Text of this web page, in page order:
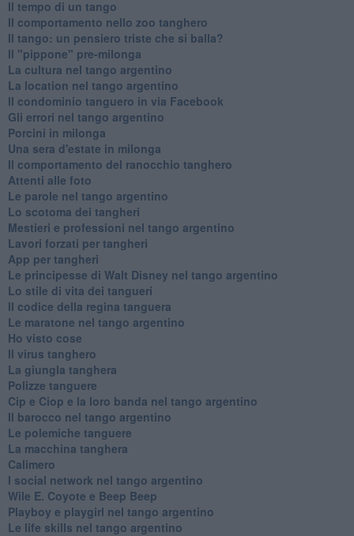
Il tempo di un tango
Il comportamento nello zoo tanghero
Il tango: un pensiero triste che si balla?
Il "pippone" pre-milonga
La cultura nel tango argentino
La location nel tango argentino
Il condominio tanguero in via Facebook
Gli errori nel tango argentino
Porcini in milonga
Una sera d'estate in milonga
Il comportamento del ranocchio tanghero
Attenti alle foto
Le parole nel tango argentino
Lo scotoma dei tangheri
Mestieri e professioni nel tango argentino
Lavori forzati per tangheri
App per tangheri
Le principesse di Walt Disney nel tango argentino
Lo stile di vita dei tangueri
Il codice della regina tanguera
Le maratone nel tango argentino
Ho visto cose
Il virus tanghero
La giungla tanghera
Polizze tanguere
Cip e Ciop e la loro banda nel tango argentino
Il barocco nel tango argentino
Le polemiche tanguere
La macchina tanghera
Calimero
​I social network nel tango argentino
Wile E. Coyote e Beep Beep
Playboy e playgirl nel tango argentino
Le life skills nel tango argentino